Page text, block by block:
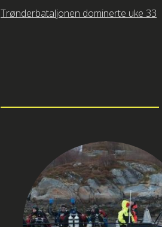
Innleggsnavigasjon
Trønderbataljonen dominerte uke 33